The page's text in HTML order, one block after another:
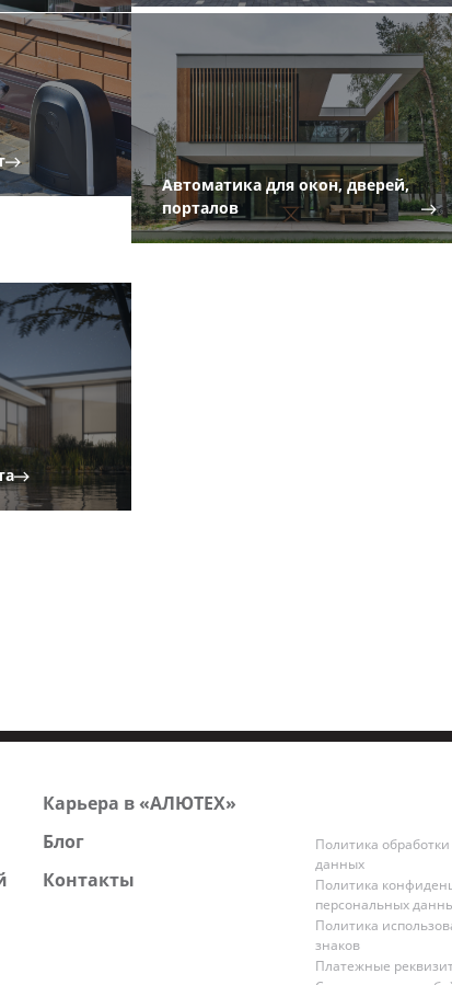
Автоматика для окон, дверей,
порталов
Карьера в «АЛЮТЕХ»
Блог
Контакты
Политика
данных
Политика
персональных
Политика
знаков
Платежные